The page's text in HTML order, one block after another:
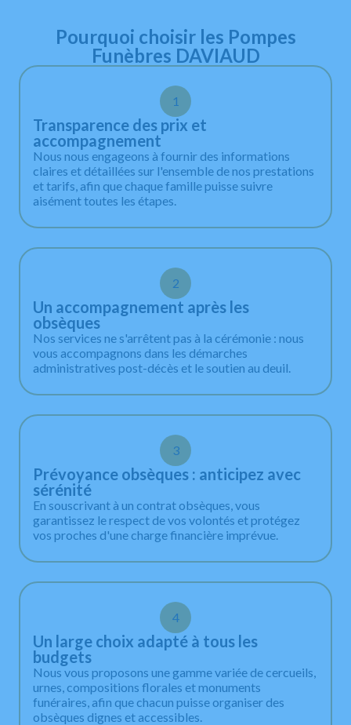
Pourquoi choisir les Pompes
Funèbres DAVIAUD
1
Transparence des prix et
accompagnement
Nous nous engageons à fournir des informations
claires et détaillées sur l'ensemble de nos prestations
et tarifs, afin que chaque famille puisse suivre
aisément toutes les étapes.
2
Un accompagnement après les
obsèques
Nos services ne s'arrêtent pas à la cérémonie : nous
vous accompagnons dans les démarches
administratives post-décès et le soutien au deuil.
3
Prévoyance obsèques : anticipez avec
sérénité
En souscrivant à un contrat obsèques, vous
garantissez le respect de vos volontés et protégez
vos proches d'une charge financière imprévue.
4
Un large choix adapté à tous les
budgets
Nous vous proposons une gamme variée de cercueils,
urnes, compositions florales et monuments
funéraires, afin que chacun puisse organiser des
obsèques dignes et accessibles.